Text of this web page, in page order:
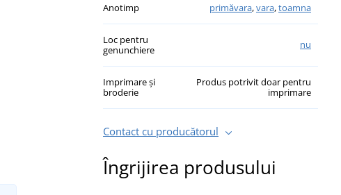
Anotimp primăvara,vara,toamna
Loc pentru
genunchiere
nu
Imprimare și
broderie
Produs potrivit doar pentru
imprimare
Contact cu producătorul
Îngrijirea produsului